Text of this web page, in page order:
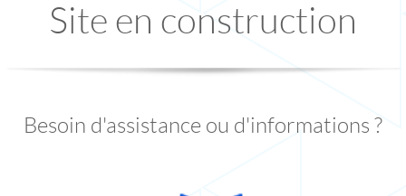
Site en construction
Besoin d'assistance ou d'informations ?